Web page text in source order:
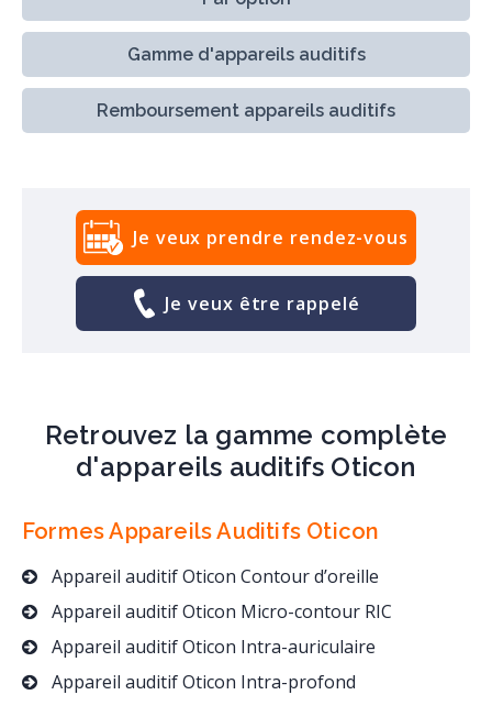
Gamme d'appareils auditifs
Remboursement appareils auditifs
Je veux prendre rendez-vous
Je veux être rappelé
Retrouvez la gamme complète
d'appareils auditifs Oticon
Formes Appareils Auditifs Oticon
Appareil auditif Oticon Contour d’oreille
Appareil auditif Oticon Micro-contour RIC
Appareil auditif Oticon Intra-auriculaire
Appareil auditif Oticon Intra-profond